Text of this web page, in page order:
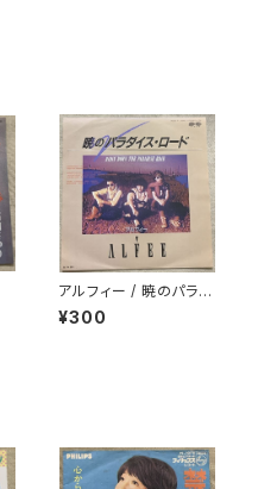
アルフィー / 暁のパラダ
イス・ロード
¥300